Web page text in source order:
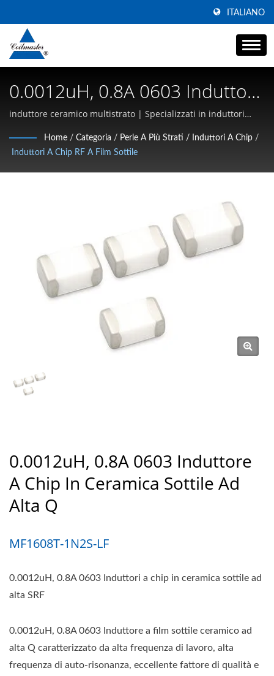
ITALIANO
0.0012uH, 0.8A 0603 Induttori
A Chip In Ceramica Sottile Ad
Alta SRF | Componenti
Magnetici | Produttore Di
Choke | Coilmaster Electronics
induttore ceramico multistrato | Specializzati in induttori
ad alta frequenza
Home / Categoria / Perle A Più Strati / Induttori A Chip /
Induttori A Chip RF A Film Sottile
0.0012uH, 0.8A 0603 Induttore
A Chip In Ceramica Sottile Ad
Alta Q
MF1608T-1N2S-LF
0.0012uH, 0.8A 0603 Induttori a chip in ceramica sottile ad
alta SRF
0.0012uH, 0.8A 0603 Induttore a film sottile ceramico ad
alta Q caratterizzato da alta frequenza di lavoro, alta
frequenza di auto-risonanza, eccellente fattore di qualità e